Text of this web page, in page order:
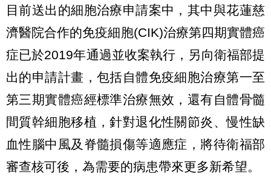
目前送出的細胞治療申請案中，其中與花蓮慈
濟醫院合作的免疫細胞(CIK)治療第四期實體癌
症已於2019年通過並收案執行，另向衛福部提
出的申請計畫，包括自體免疫細胞治療第一至
第三期實體癌經標準治療無效，還有自體骨髓
間質幹細胞移植，針對退化性關節炎、慢性缺
血性腦中風及脊髓損傷等適應症，將待衛福部
審查核可後，為需要的病患帶來更多新希望。